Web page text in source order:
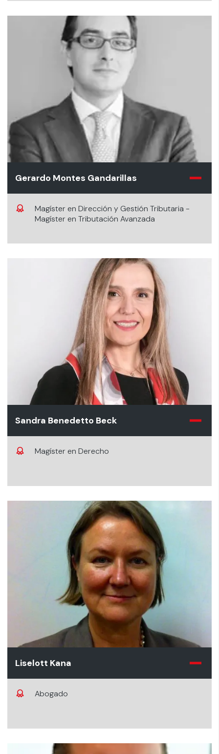
Gerardo Montes Gandarillas
Magíster en Dirección y Gestión Tributaria -
Magíster en Tributación Avanzada
Sandra Benedetto Beck
Magíster en Derecho
Liselott Kana
Abogado